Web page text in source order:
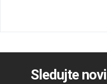
Sledujte